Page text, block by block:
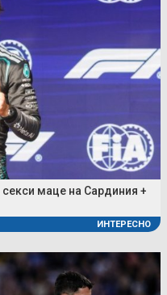
маце на Сардиния +
ИНТЕРЕСНО